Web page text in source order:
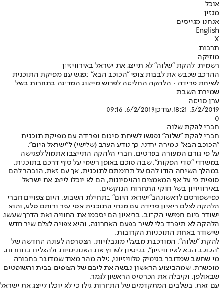
אוכל
מגזין
אנחנו מגייסים
English
X
תרבות
מוזיקה
רשמית: להקת "שלוה" לא תייצג את ישראל באירוויזיון
ההרכב שכבש את לבבות צופי "הכוכב הבא" נפגש עם מפיקת התוכנית
לשיחת פרידה • הלהקה החליטה לפרוש מייצוג המדינה בתחרות בשל
שמירת השבת
ערן סויסה
5/2/2019, 18:21
,עודכן6/2/2019, 09:16
0
חברי להקת שלוה
חברי להקת "שלוה" נפגשו לשיחת סיכום ופרידה עם מפיקת תוכנית
"הכוכב הבא" טמירה ירדני, כך נודע הערב (שלישי) ל"ישראל היום".
על פי גורם המעורה בפרטים, חברי הלהקה התייצבו אתמול לפגישה
במשרדי "טדי הפקות", שבה סוכם באופן רשמי על סוף דרכם בתוכנית.
במהלך השיחה הודו להם על תרומתם לתוכנית, אך עם זאת, הובהר להם
סופית כי על אף המאמצים והניסיונות, הם לא יוכלו לייצג את ישראל
באירוויזיון בשל חוקי התחרות הנוקשים.
כפישפורסם לראשונהב"ישראל היום" בתחילת השבוע, היום צפויים חברי
הלהקה לצלם ריאיון פרידה עם מנחי התוכנית אסי עזר ורותם סלע, והוא
ישודר ביום חמישי הקרוב. בריאיון הם יסכמו את החוויה ואת הדרך שעשו.
הלהקה לא תיפרד בלי לשיר בפעם האחרונה, והיא צפויה לצלם שיר חדש
שישודר באחת התוכניות הקרובות.
להקת "שלוה", המורכבת מבעלי מוגבלויות, הצטרפה לעונה החדשה של
"הכוכב הבא לאירוויזיון", בניסיון לפרוץ את האנונימיות ולהצליח בתחרות.
מי שחשב שמדובר בגימיק טלוויזיוני, גילה מהר מאוד שמדובר בחבורה
מוכשרת, שמהביצוע הראשון כבשה את ליבם של הצופים בבית והשופטים
שבאולפן, וקיבלה את הכרטיס הראשון לגמר.
עם זאת, בשלבים המתקדמים של התחרות גילו כי לא יוכלו לייצג את ישראל